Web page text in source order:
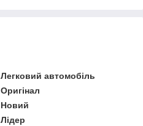
Легковий автомобіль
Оригінал
Новий
Лідер